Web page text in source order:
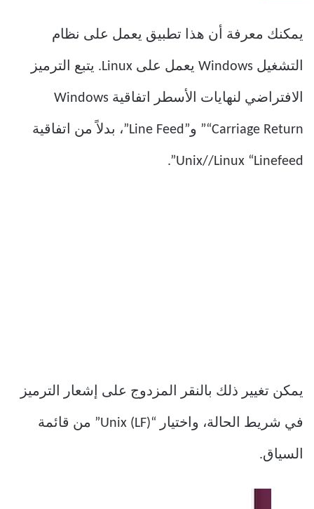
يمكنك معرفة أن هذا تطبيق يعمل على نظام
التشغيل Windows يعمل على Linux. يتبع الترميز
الافتراضي لنهايات الأسطر اتفاقية Windows
“Carriage Return” و”Line Feed”، بدلاً من اتفاقية
Unix//Linux “Linefeed”.
يمكن تغيير ذلك بالنقر المزدوج على إشعار الترميز
في شريط الحالة، واختيار “Unix (LF)” من قائمة
السياق.